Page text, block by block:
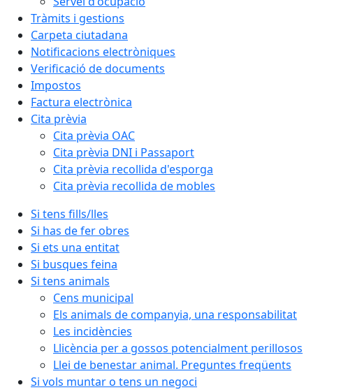
Tràmits i gestions
Carpeta ciutadana
Notificacions electròniques
Verificació de documents
Impostos
Factura electrònica
Cita prèvia
Cita prèvia OAC
Cita prèvia DNI i Passaport
Cita prèvia recollida d'esporga
Cita prèvia recollida de mobles
Si tens fills/lles
Si has de fer obres
Si ets una entitat
Si busques feina
Si tens animals
Cens municipal
Els animals de companyia, una responsabilitat
Les incidències
Llicència per a gossos potencialment perillosos
Llei de benestar animal. Preguntes freqüents
Si vols muntar o tens un negoci